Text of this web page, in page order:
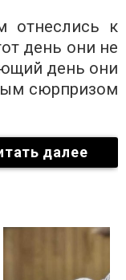
отнеслись к
день они не
день они
сюрпризом
далее